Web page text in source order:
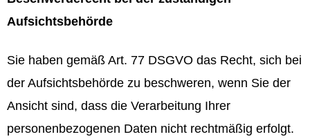
Aufsichtsbehörde
Sie haben gemäß Art. 77 DSGVO das Recht, sich bei
der Aufsichtsbehörde zu beschweren, wenn Sie der
Ansicht sind, dass die Verarbeitung Ihrer
personenbezogenen Daten nicht rechtmäßig erfolgt.